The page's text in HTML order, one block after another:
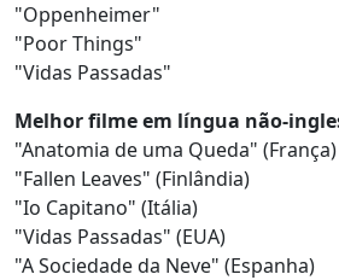
"Oppenheimer"
"Poor Things"
"Vidas Passadas"
Melhor filme em língua não-
"Anatomia de uma Queda" (França)
"Fallen Leaves" (Finlândia)
"Io Capitano" (Itália)
"Vidas Passadas" (EUA)
"A Sociedade da Neve" (Espanha)